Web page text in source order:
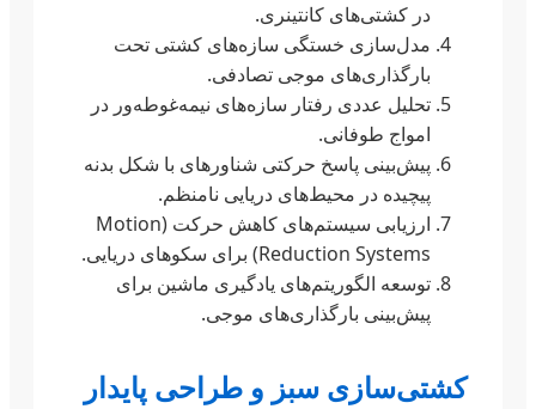
در کشتی‌های کانتینری.
مدل‌سازی خستگی سازه‌های کشتی تحت
بارگذاری‌های موجی تصادفی.
تحلیل عددی رفتار سازه‌های نیمه‌غوطه‌ور در
امواج طوفانی.
پیش‌بینی پاسخ حرکتی شناورهای با شکل بدنه
پیچیده در محیط‌های دریایی نامنظم.
ارزیابی سیستم‌های کاهش حرکت (Motion
Reduction Systems) برای سکوهای دریایی.
توسعه الگوریتم‌های یادگیری ماشین برای
پیش‌بینی بارگذاری‌های موجی.
کشتی‌سازی سبز و طراحی پایدار